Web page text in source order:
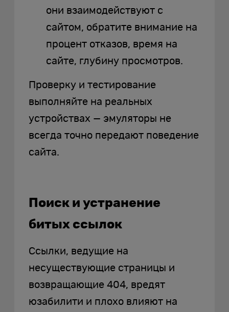
они взаимодействуют с
сайтом, обратите внимание на
процент отказов, время на
сайте, глубину просмотров.
Проверку и тестирование
выполняйте на реальных
устройствах — эмуляторы не
всегда точно передают поведение
сайта.
Поиск и устранение
битых ссылок
Ссылки, ведущие на
несуществующие страницы и
возвращающие 404, вредят
юзабилити и плохо влияют на